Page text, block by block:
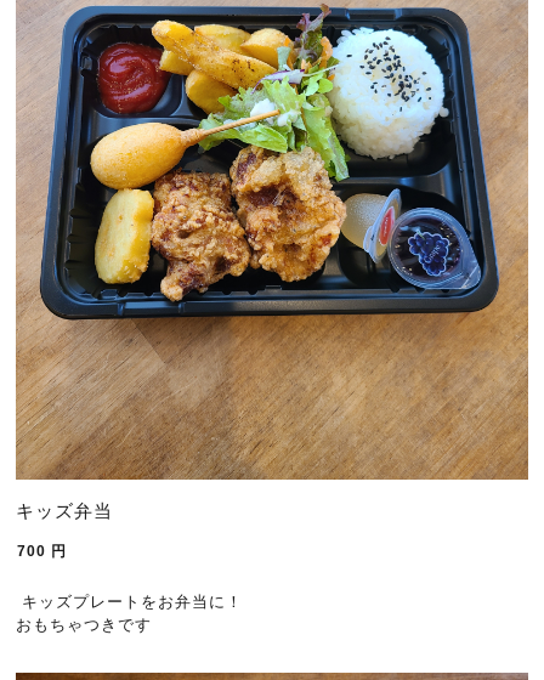
キッズ弁当
700 円
キッズプレートをお弁当に！
おもちゃつきです